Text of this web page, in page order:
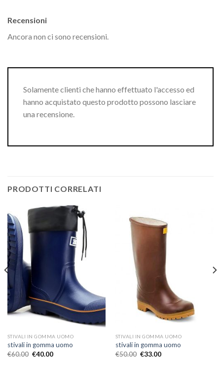
Recensioni
Ancora non ci sono recensioni.
Solamente clienti che hanno effettuato l'accesso ed
hanno acquistato questo prodotto possono lasciare
una recensione.
PRODOTTI CORRELATI
STIVALI IN GOMMA UOMO
stivali in gomma uomo
€60.00 €40.00
STIVALI IN GOMMA UOMO
stivali in gomma uomo
€50.00 €33.00